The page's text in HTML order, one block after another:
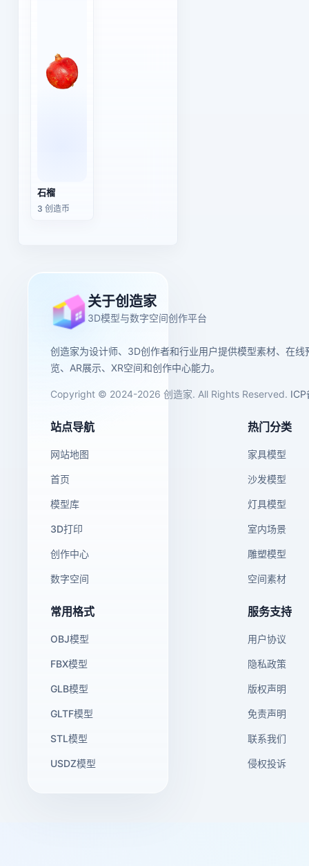
石榴
3 创造币
关于创造家
3D模型与数字空间创作平台
创造家为设计师、3D创作者和行业用户提供模型素材、在线
览、AR展示、XR空间和创作中心能力。
Copyright © 2024-2026 创造家. All Rights Reserved. ICP
站点导航
网站地图
首页
模型库
3D打印
创作中心
数字空间
热门分类
家具模型
沙发模型
灯具模型
室内场景
雕塑模型
空间素材
常用格式
OBJ模型
FBX模型
GLB模型
GLTF模型
STL模型
USDZ模型
服务支持
用户协议
隐私政策
版权声明
免责声明
联系我们
侵权投诉